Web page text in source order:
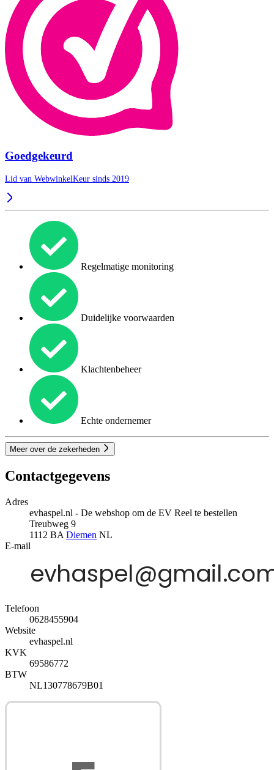
Goedgekeurd
Lid van WebwinkelKeur sinds 2019
Regelmatige monitoring
Duidelijke voorwaarden
Klachtenbeheer
Echte ondernemer
Meer over de zekerheden
Contactgegevens
Adres
evhaspel.nl - De webshop om de EV Reel te bestellen
Treubweg 9
1112 BA Diemen NL
E-mail
Telefoon
0628455904
Website
evhaspel.nl
KVK
69586772
BTW
NL130778679B01